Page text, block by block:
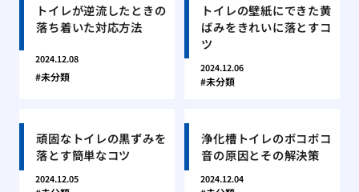
トイレが逆流したときの
落ち着いた対応方法
2024.12.08
未分類
トイレの壁紙にできた黄
ばみをきれいに落とすコ
ツ
2024.12.06
未分類
頑固なトイレの黒ずみを
落とす簡単なコツ
2024.12.05
浄化槽トイレのボコボコ
音の原因とその解決策
2024.12.04